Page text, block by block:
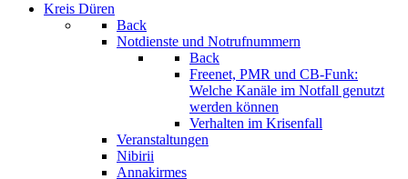
Kreis Düren
Back
Notdienste und Notrufnummern
Back
Freenet, PMR und CB-Funk:
Welche Kanäle im Notfall genutzt
werden können
Verhalten im Krisenfall
Veranstaltungen
Nibirii
Annakirmes